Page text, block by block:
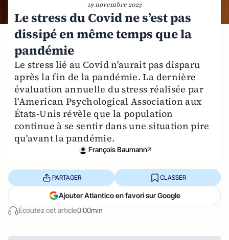
19 novembre 2023
Le stress du Covid ne s’est pas
dissipé en même temps que la
pandémie
Le stress lié au Covid n'aurait pas disparu
après la fin de la pandémie. La dernière
évaluation annuelle du stress réalisée par
l'American Psychological Association aux
États-Unis révèle que la population
continue à se sentir dans une situation pire
qu'avant la pandémie.
François Baumann
Écoutez cet article0:00min
PARTAGER CLASSER
Ajouter Atlantico en favori sur Google